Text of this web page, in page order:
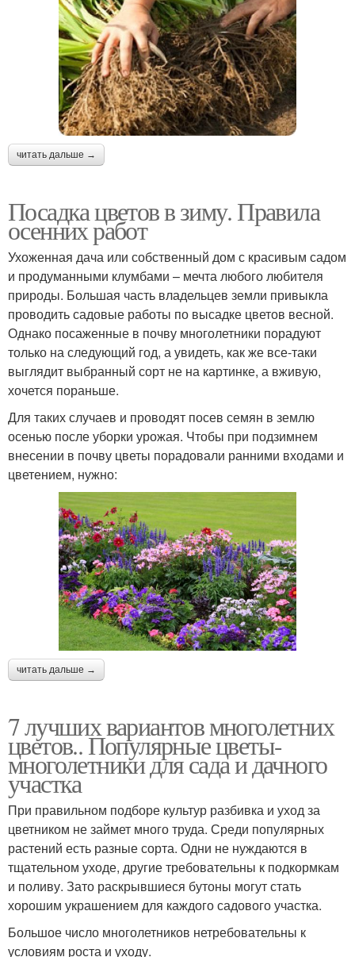
читать дальше →
Посадка цветов в зиму. Правила
осенних работ
Ухоженная дача или собственный дом с красивым садом
и продуманными клумбами – мечта любого любителя
природы. Большая часть владельцев земли привыкла
проводить садовые работы по высадке цветов весной.
Однако посаженные в почву многолетники порадуют
только на следующий год, а увидеть, как же все-таки
выглядит выбранный сорт не на картинке, а вживую,
хочется пораньше.
Для таких случаев и проводят посев семян в землю
осенью после уборки урожая. Чтобы при подзимнем
внесении в почву цветы порадовали ранними входами и
цветением, нужно:
читать дальше →
7 лучших вариантов многолетних
цветов.. Популярные цветы-
многолетники для сада и дачного
участка
При правильном подборе культур разбивка и уход за
цветником не займет много труда. Среди популярных
растений есть разные сорта. Одни не нуждаются в
тщательном уходе, другие требовательны к подкормкам
и поливу. Зато раскрывшиеся бутоны могут стать
хорошим украшением для каждого садового участка.
Большое число многолетников нетребовательны к
условиям роста и уходу.